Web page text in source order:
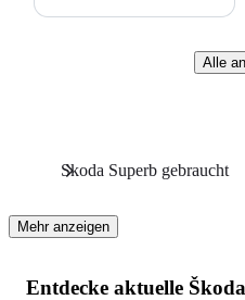
Alle
Skoda Superb gebraucht
Mehr anzeigen
Entdecke aktuelle